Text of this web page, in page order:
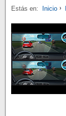
Estás en: Inicio